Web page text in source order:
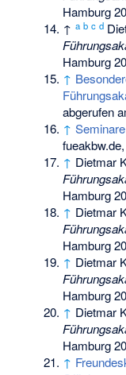
Hamburg
↑a b c d
Hamburg
↑
abgerufen
↑
↑ Dietmar
Hamburg
↑ Dietmar
Hamburg
↑ Dietmar
Hamburg
↑ Dietmar
Hamburg
↑